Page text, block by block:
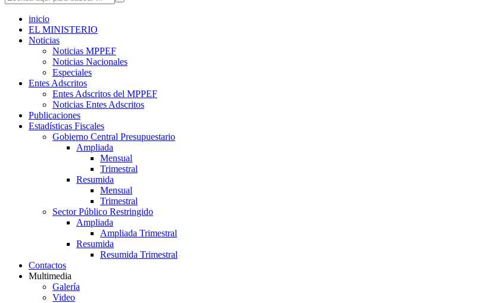
inicio
EL MINISTERIO
Noticias
Noticias MPPEF
Noticias Nacionales
Especiales
Entes Adscritos
Entes Adscritos del MPPEF
Noticias Entes Adscritos
Publicaciones
Estadísticas Fiscales
Gobierno Central Presupuestario
Ampliada
Mensual
Trimestral
Resumida
Mensual
Trimestral
Sector Público Restringido
Ampliada
Ampliada Trimestral
Resumida
Resumida Trimestral
Contactos
Multimedia
Galería
Video